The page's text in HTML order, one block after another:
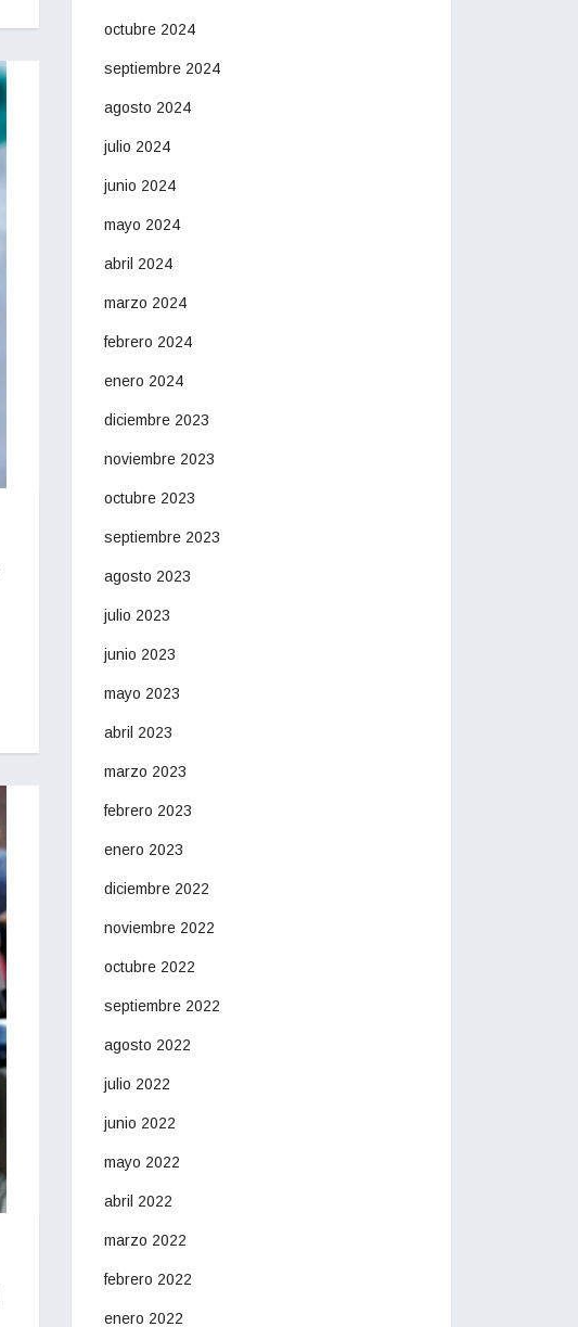
octubre 2024
septiembre 2024
agosto 2024
julio 2024
junio 2024
mayo 2024
abril 2024
marzo 2024
febrero 2024
enero 2024
diciembre 2023
noviembre 2023
octubre 2023
septiembre 2023
agosto 2023
julio 2023
junio 2023
mayo 2023
abril 2023
marzo 2023
febrero 2023
enero 2023
diciembre 2022
noviembre 2022
octubre 2022
septiembre 2022
agosto 2022
julio 2022
junio 2022
mayo 2022
abril 2022
marzo 2022
febrero 2022
enero 2022